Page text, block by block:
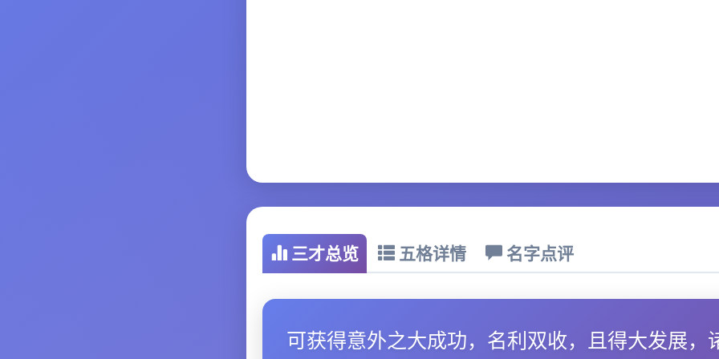
三才总览 五格详情 名字点评
可获得意外之大成功，名利双收，且得大发展，